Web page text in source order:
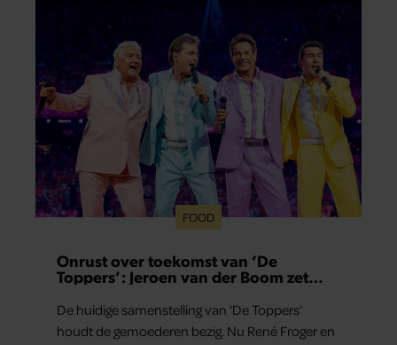
FOOD
Onrust over toekomst van ‘De
Toppers’: Jeroen van der Boom zet
De huidige samenstelling van ‘De Toppers’
houdt de gemoederen bezig. Nu René Froger en